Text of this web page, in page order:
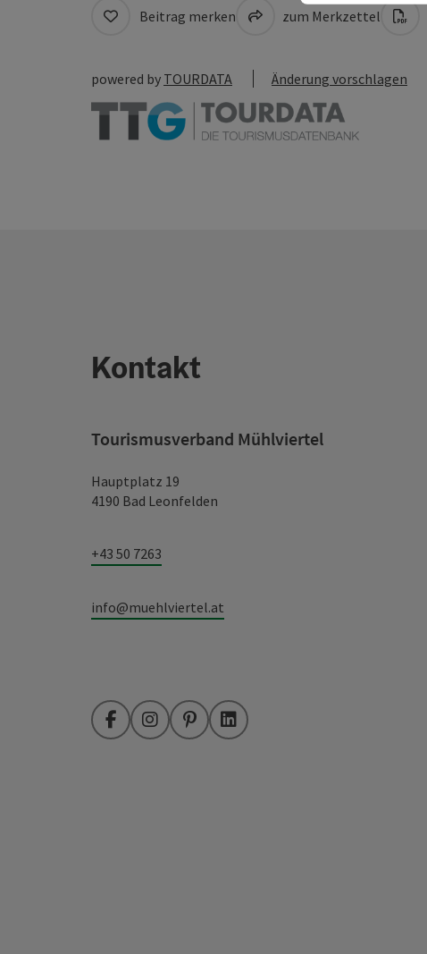
Beitrag merken zum Merkzettel
powered by TOURDATA Änderung vorschlagen
Kontakt
Tourismusverband Mühlviertel
Hauptplatz 19
4190 Bad Leonfelden
+43 50 7263
info@muehlviertel.at
FacebookInstagramPinterestLinkedIn